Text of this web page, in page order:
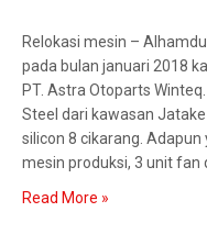
Relokasi mesin –
pada bulan januari 2018
PT. Astra Otoparts
Steel dari kawasan
silicon 8 cikarang.
mesin produksi, 3 unit fan
Read More »